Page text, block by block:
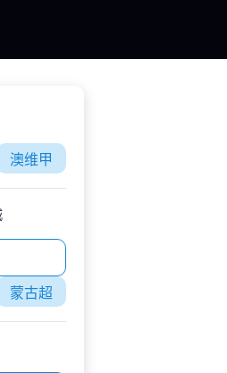
澳维甲
蒙古超